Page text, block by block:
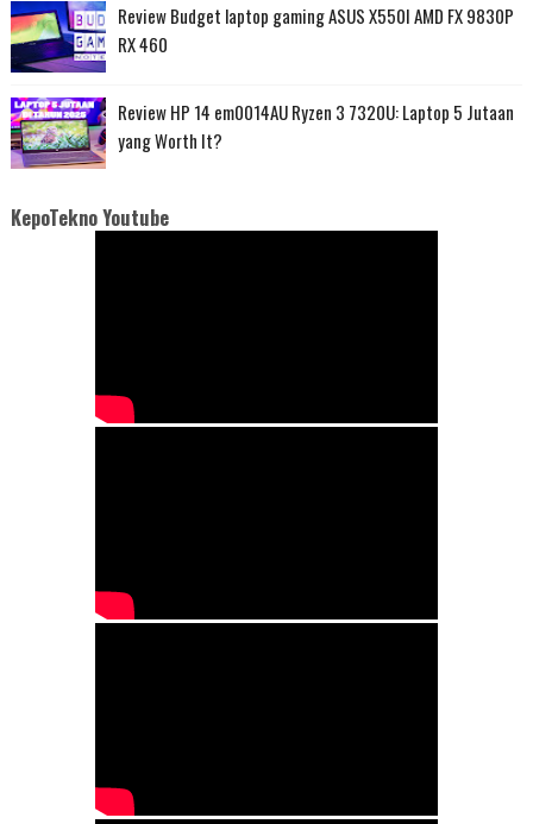
Review Budget laptop gaming ASUS X550I AMD FX 9830P
RX 460
Review HP 14 em0014AU Ryzen 3 7320U: Laptop 5 Jutaan
yang Worth It?
KepoTekno Youtube